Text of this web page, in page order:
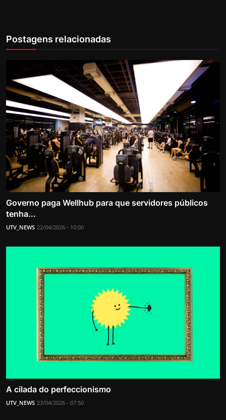
Postagens relacionadas
Governo paga Wellhub para que servidores públicos
tenha...
UTV_NEWS 22/04/2026 - 10:00
A cilada do perfeccionismo
UTV_NEWS 23/04/2026 - 07:50